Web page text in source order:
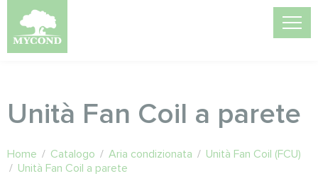
Unità Fan Coil a parete
Home / Catalogo / Aria condizionata / Unità Fan Coil (FCU)
/ Unità Fan Coil a parete